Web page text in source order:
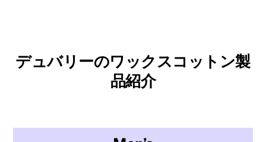
デュバリーのワックスコットン製
品紹介